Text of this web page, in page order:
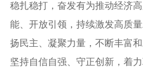
稳扎稳打，奋发有为推动经济
能、开放引领，持续激发高质
扬民主、凝聚力量，不断丰富
坚持自信自强、守正创新，着